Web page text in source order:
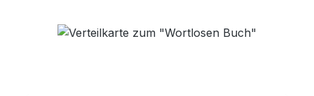
Bildergalerie überspringen